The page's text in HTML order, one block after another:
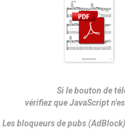
Si le bouton de
vérifiez que JavaScript
Les bloqueurs de pubs